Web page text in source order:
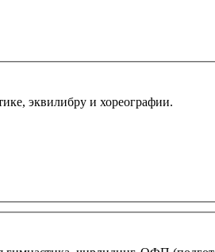
эквилибру и хореографии.